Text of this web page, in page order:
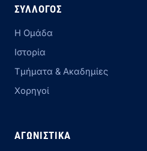
ΣΎΛΛΟΓΟΣ
Η Ομάδα
Ιστορία
Τμήματα & Ακαδημίες
Χορηγοί
ΑΓΩΝΙΣΤΙΚΆ